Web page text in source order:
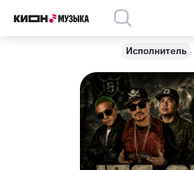
Исполнитель